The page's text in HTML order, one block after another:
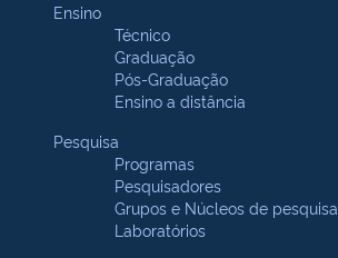
Ensino
Técnico
Graduação
Pós-Graduação
Ensino a distância
Pesquisa
Programas
Pesquisadores
Grupos e Núcleos de pesquisa
Laboratórios